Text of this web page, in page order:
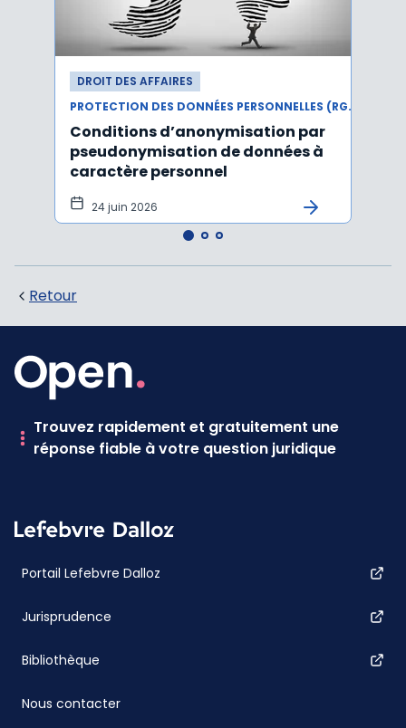
DROIT DES AFFAIRES
PROTECTION DES DONNÉES PERSONNELLES (RGPD)
Conditions d’anonymisation par
pseudonymisation de données à
caractère personnel
24 juin 2026
Retour
Trouvez rapidement et gratuitement une
réponse fiable à votre question juridique
Portail Lefebvre Dalloz
Jurisprudence
Bibliothèque
Nous contacter